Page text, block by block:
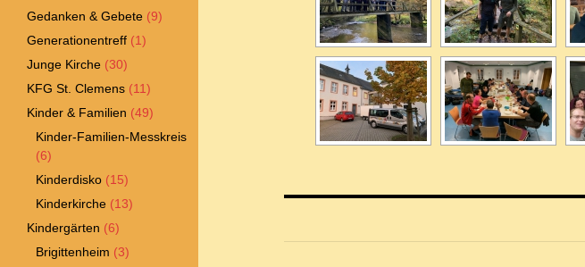
Gedanken & Gebete (9)
Generationentreff (1)
Junge Kirche (30)
KFG St. Clemens (11)
Kinder & Familien (49)
Kinder-Familien-Messkreis
(6)
Kinderdisko (15)
Kinderkirche (13)
Kindergärten (6)
Brigittenheim (3)